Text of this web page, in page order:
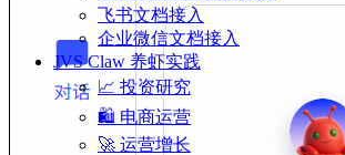
飞书文档接入
企业微信文档接入
JVS Claw 养虾实践
📈 投资研究
🛍️ 电商运营
🚀 运营增长